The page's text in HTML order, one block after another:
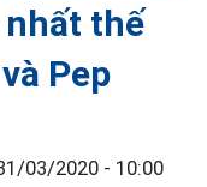
nhất thế
Pep
03/2020 - 10:00